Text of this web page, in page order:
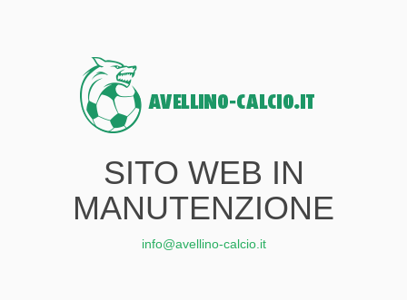
SITO WEB IN
MANUTENZIONE
info@avellino-calcio.it